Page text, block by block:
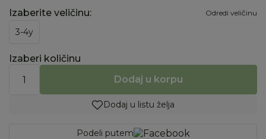
Izaberite veličinu: Odredi veličinu
3-4y
Izaberi količinu
Dodaj u korpu
Dodaj u listu želja
Podeli putem